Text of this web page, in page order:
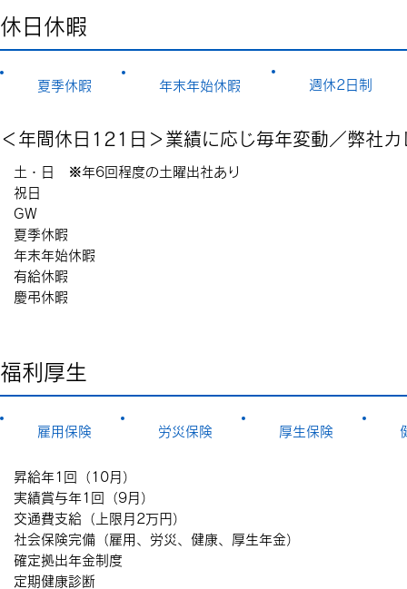
休日休暇
夏季休暇 年末年始休暇 週休2日制
＜年間休日121日＞業績に応じ毎年変動／弊社カ
土・日 ※年6回程度の土曜出社あり
祝日
GW
夏季休暇
年末年始休暇
有給休暇
慶弔休暇
福利厚生
雇用保険 労災保険 厚生保険
昇給年1回（10月）
実績賞与年1回（9月）
交通費支給（上限月2万円）
社会保険完備（雇用、労災、健康、厚生年金）
確定拠出年金制度
定期健康診断